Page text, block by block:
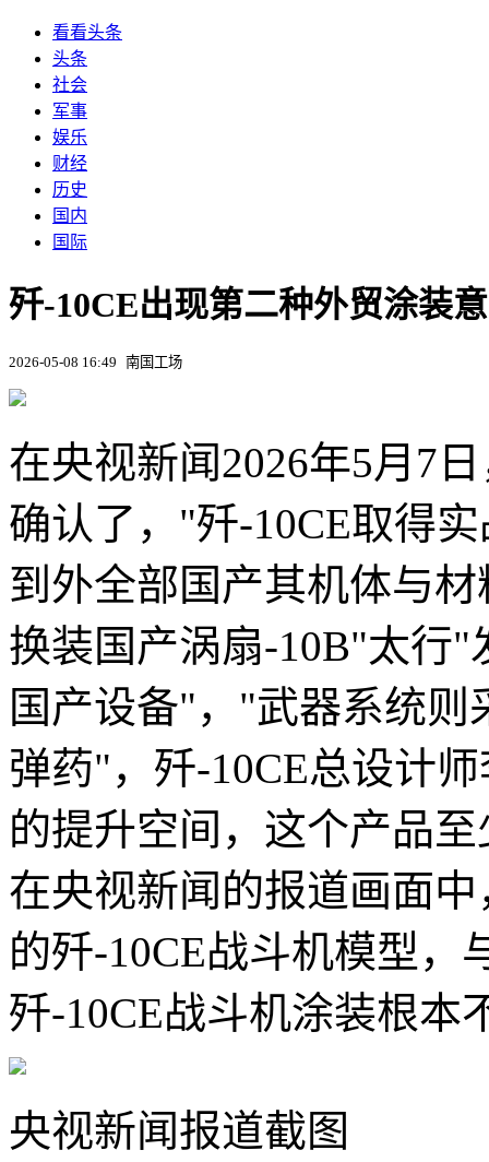
看看头条
头条
社会
军事
娱乐
财经
历史
国内
国际
歼-10CE出现第二种外贸涂装
2026-05-08 16:49 南国工场
在央视新闻2026年5月7
确认了，"歼-10CE取得
到外全部国产其机体与
换装国产涡扇-10B"太行
国产设备"，"武器系统
弹药"，歼-10CE总设计
的提升空间，这个产品
在央视新闻的报道画面
的歼-10CE战斗机模型，
歼-10CE战斗机涂装根本
央视新闻报道截图